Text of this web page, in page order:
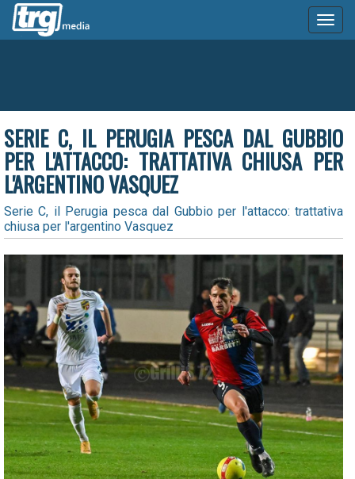
SERIE C, IL PERUGIA PESCA DAL GUBBIO
PER L'ATTACCO: TRATTATIVA CHIUSA PER
L'ARGENTINO VASQUEZ
Serie C, il Perugia pesca dal Gubbio per l'attacco: trattativa
chiusa per l'argentino Vasquez